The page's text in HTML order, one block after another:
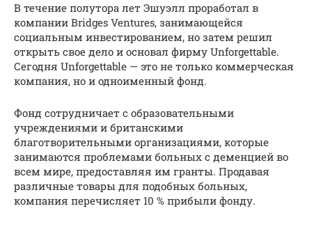
В течение полутора лет Эшуэлл проработал в
компании Bridges Ventures, занимающейся
социальным инвестированием, но затем решил
открыть свое дело и основал фирму Unforgettable.
Сегодня Unforgettable — это не только коммерческая
компания, но и одноименный фонд.
Фонд сотрудничает с образовательными
учреждениями и британскими
благотворительными организациями, которые
занимаются проблемами больных с деменцией во
всем мире, предоставляя им гранты. Продавая
различные товары для подобных больных,
компания перечисляет 10 % прибыли фонду.